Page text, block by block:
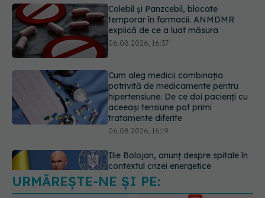
potrivită de medicamente pentru
hipertensiune. De ce doi pacienți cu
aceeași tensiune pot primi
tratamente diferite
Ilie Bolojan, anunț despre spitale în
contextul crizei energetice
06.08.2026, 15:24
care pot fi tratate fără operație. Dr.
Sorin Bogdan (SANADOR): Chirurgia
este indicată doar punctual, pentru
anumite categorii de paciente
URMĂREȘTE-NE ȘI PE: